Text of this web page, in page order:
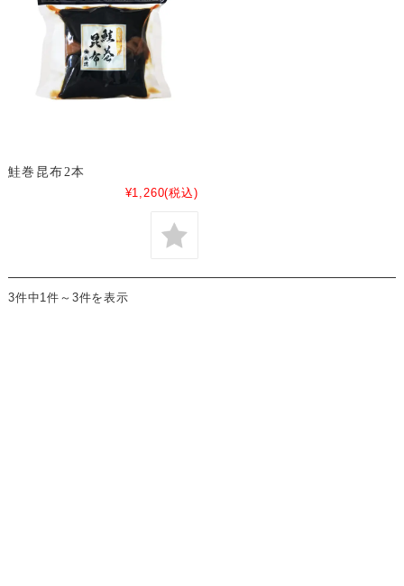
鮭巻昆布2本
¥1,260(税込)
3件中1件～3件を表示